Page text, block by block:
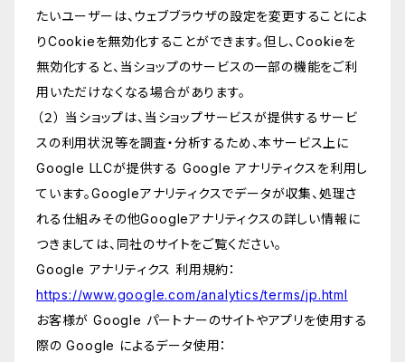
たいユーザーは、ウェブブラウザの設定を変更することによ
りCookieを無効化することができます。但し、Cookieを
無効化すると、当ショップのサービスの一部の機能をご利
用いただけなくなる場合があります。
（２） 当ショップは、当ショップサービスが提供するサービ
スの利用状況等を調査・分析するため、本サービス上に
Google LLCが提供する Google アナリティクスを利用し
ています。Googleアナリティクスでデータが収集、処理さ
れる仕組みその他Googleアナリティクスの詳しい情報に
つきましては、同社のサイトをご覧ください。
Google アナリティクス 利用規約：
https://www.google.com/analytics/terms/jp.html
お客様が Google パートナーのサイトやアプリを使用する
際の Google によるデータ使用：